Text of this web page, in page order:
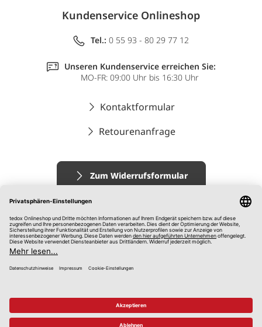
Kundenservice Onlineshop
Tel.: 0 55 93 - 80 29 77 12
Unseren Kundenservice erreichen Sie:
MO-FR: 09:00 Uhr bis 16:30 Uhr
Kontaktformular
Retourenanfrage
Zum Widerrufsformular
© 2026 tedox KG
Impressum
AGB
Datenschutz
Hinweisgebersystem